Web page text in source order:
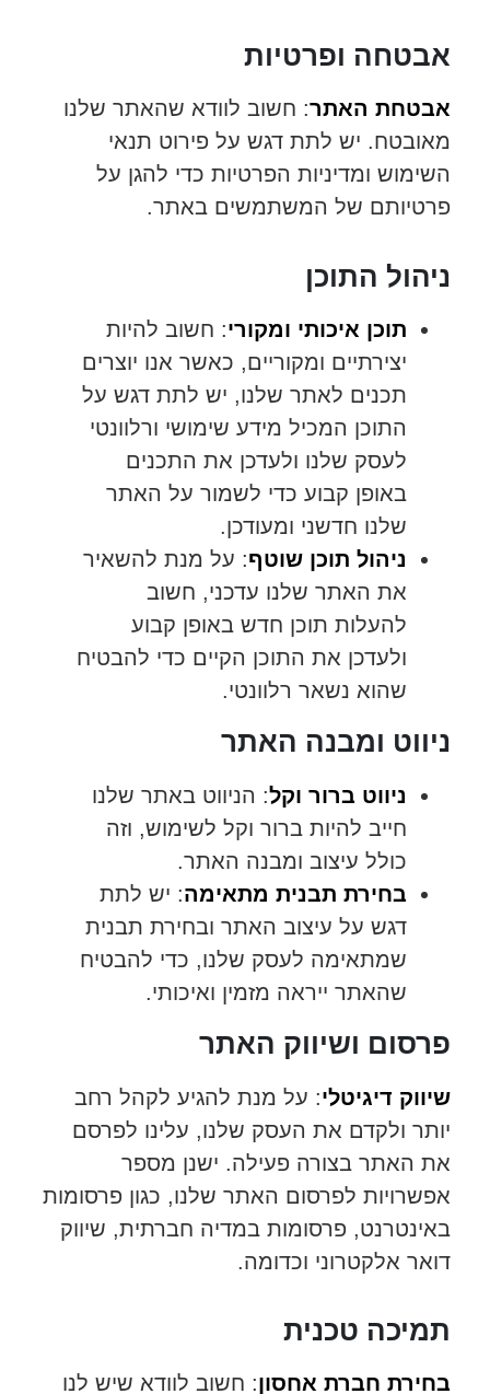
אבטחה ופרטיות
אבטחת האתר: חשוב לוודא שהאתר שלנו
מאובטח. יש לתת דגש על פירוט תנאי
השימוש ומדיניות הפרטיות כדי להגן על
פרטיותם של המשתמשים באתר.
ניהול התוכן
תוכן איכותי ומקורי: חשוב להיות
יצירתיים ומקוריים, כאשר אנו יוצרים
תכנים לאתר שלנו, יש לתת דגש על
התוכן המכיל מידע שימושי ורלוונטי
לעסק שלנו ולעדכן את התכנים
באופן קבוע כדי לשמור על האתר
שלנו חדשני ומעודכן.
ניהול תוכן שוטף: על מנת להשאיר
את האתר שלנו עדכני, חשוב
להעלות תוכן חדש באופן קבוע
ולעדכן את התוכן הקיים כדי להבטיח
שהוא נשאר רלוונטי.
ניווט ומבנה האתר
ניווט ברור וקל: הניווט באתר שלנו
חייב להיות ברור וקל לשימוש, וזה
כולל עיצוב ומבנה האתר.
בחירת תבנית מתאימה: יש לתת
דגש על עיצוב האתר ובחירת תבנית
שמתאימה לעסק שלנו, כדי להבטיח
שהאתר ייראה מזמין ואיכותי.
פרסום ושיווק האתר
שיווק דיגיטלי: על מנת להגיע לקהל רחב
יותר ולקדם את העסק שלנו, עלינו לפרסם
את האתר בצורה פעילה. ישנן מספר
אפשרויות לפרסום האתר שלנו, כגון פרסומות
באינטרנט, פרסומות במדיה חברתית, שיווק
דואר אלקטרוני וכדומה.
תמיכה טכנית
בחירת חברת אחסון: חשוב לוודא שיש לנו